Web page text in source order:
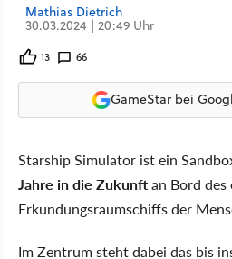
Mathias Dietrich
30.03.2024 | 20:49 Uhr
13 66
GameStar bei
Starship Simulator ist ein
Jahre in die Zukunftan Bord des
Erkundungsraumschiffs der
Im Zentrum steht dabei das bis